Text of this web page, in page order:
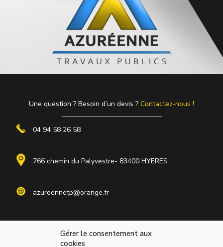
Gérer le consentement aux
cookies
Une question ? Besoin d’un devis ? Contactez-nous !
04 94 58 26 58
766 chemin du Palyvestre- 83400 HYERES
azureennetp@orange.fr